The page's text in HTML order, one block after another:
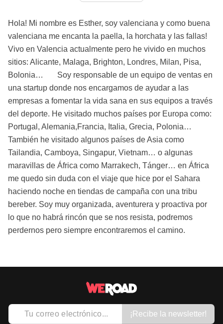
Hola! Mi nombre es Esther, soy valenciana y como buena
valenciana me encanta la paella, la horchata y las fallas!
Vivo en Valencia actualmente pero he vivido en muchos
sitios: Alicante, Malaga, Brighton, Londres, Milan, Pisa,
Bolonia… Soy responsable de un equipo de ventas en
una startup donde nos encargamos de ayudar a las
empresas a fomentar la vida sana en sus equipos a través
del deporte. He visitado muchos países por Europa como:
Portugal, Alemania,Francia, Italia, Grecia, Polonia…
También he visitado algunos países de Asia como
Tailandia, Camboya, Singapur, Vietnam… o algunas
maravillas de África como Marrakech, Tánger… en África
me quedo sin duda con el viaje que hice por el Sahara
haciendo noche en tiendas de campaña con una tribu
bereber. Soy muy organizada, aventurera y proactiva por
lo que no habrá rincón que se nos resista, podremos
perdernos pero siempre encontraremos el camino.
¡Recibe la newsletter!